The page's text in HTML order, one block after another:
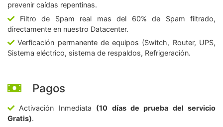
prevenir caídas repentinas.
Filtro de Spam real mas del 60% de Spam filtrado,
directamente en nuestro Datacenter.
Verficación permanente de equipos (Switch, Router, UPS,
Sistema eléctrico, sistema de respaldos, Refrigeración.
Pagos
Activación Inmediata (10 días de prueba del servicio
Gratis).